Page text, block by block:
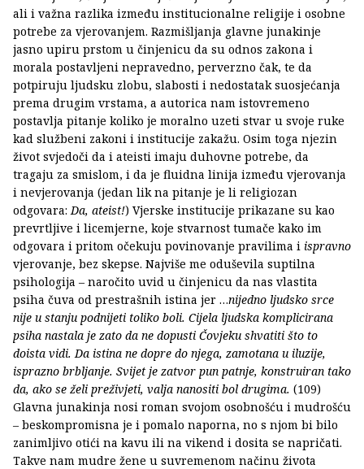
ali i važna razlika između institucionalne religije i osobne
potrebe za vjerovanjem. Razmišljanja glavne junakinje
jasno upiru prstom u činjenicu da su odnos zakona i
morala postavljeni nepravedno, perverzno čak, te da
potpiruju ljudsku zlobu, slabosti i nedostatak suosjećanja
prema drugim vrstama, a autorica nam istovremeno
postavlja pitanje koliko je moralno uzeti stvar u svoje ruke
kad službeni zakoni i institucije zakažu. Osim toga njezin
život svjedoči da i ateisti imaju duhovne potrebe, da
tragaju za smislom, i da je fluidna linija između vjerovanja
i nevjerovanja (jedan lik na pitanje je li religiozan
odgovara: Da, ateist!) Vjerske institucije prikazane su kao
prevrtljive i licemjerne, koje stvarnost tumače kako im
odgovara i pritom očekuju povinovanje pravilima i ispravno
vjerovanje, bez skepse. Najviše me oduševila suptilna
psihologija – naročito uvid u činjenicu da nas vlastita
psiha čuva od prestrašnih istina jer …nijedno ljudsko srce
nije u stanju podnijeti toliko boli. Cijela ljudska komplicirana
psiha nastala je zato da ne dopusti Čovjeku shvatiti što to
doista vidi. Da istina ne dopre do njega, zamotana u iluzije,
isprazno brbljanje. Svijet je zatvor pun patnje, konstruiran tako
da, ako se želi preživjeti, valja nanositi bol drugima. (109)
Glavna junakinja nosi roman svojom osobnošću i mudrošću
– beskompromisna je i pomalo naporna, no s njom bi bilo
zanimljivo otići na kavu ili na vikend i dosita se napričati.
Takve nam mudre žene u suvremenom načinu života